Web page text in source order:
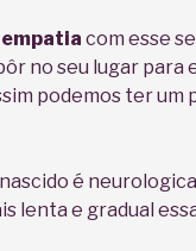
empatia com esse
no seu lugar para
podemos ter um
é
lenta e gradual